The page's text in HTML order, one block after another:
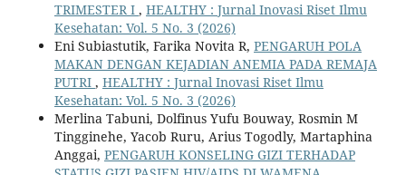
TRIMESTER I , HEALTHY : Jurnal Inovasi Riset Ilmu
Kesehatan: Vol. 5 No. 3 (2026)
Eni Subiastutik, Farika Novita R, PENGARUH POLA
MAKAN DENGAN KEJADIAN ANEMIA PADA REMAJA
PUTRI , HEALTHY : Jurnal Inovasi Riset Ilmu
Kesehatan: Vol. 5 No. 3 (2026)
Merlina Tabuni, Dolfinus Yufu Bouway, Rosmin M
Tingginehe, Yacob Ruru, Arius Togodly, Martaphina
Anggai, PENGARUH KONSELING GIZI TERHADAP